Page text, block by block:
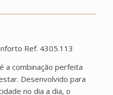
Ref. 4305.113
a combinação perfeita
Desenvolvido para
no dia a dia, o